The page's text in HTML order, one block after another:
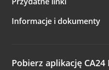
A po wizycie…
Zachęcamy do podzielenia
opinie.
Informacje i dokumenty
Pobierz aplikację